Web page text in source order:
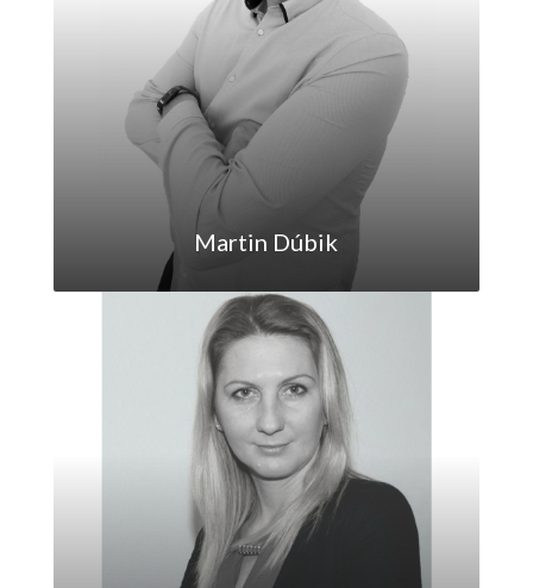
Martin Dúbik
martin.dubik@maxfinreal.sk
0907648003